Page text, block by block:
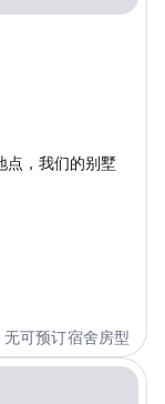
，我们的别墅
无可预订宿舍房型